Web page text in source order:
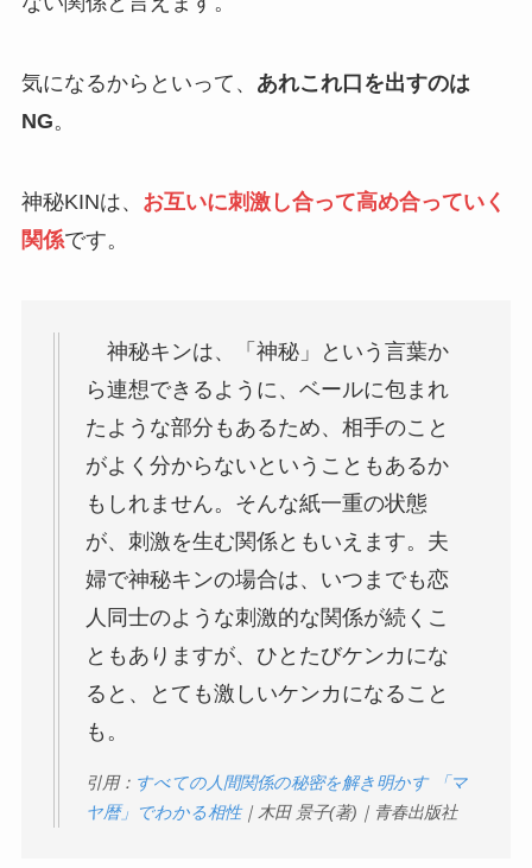
気になるからといって、 あれこれ口を出すのは
NG。
神秘KINは、 お互いに刺激し合って高め合っていく
関係です。
神秘キンは、「神秘」という言葉か
ら連想できるように、ベールに包まれ
たような部分もあるため、相手のこと
がよく分からないということもあるか
もしれません。そんな紙一重の状態
が、刺激を生む関係ともいえます。夫
婦で神秘キンの場合は、いつまでも恋
人同士のような刺激的な関係が続くこ
ともありますが、ひとたびケンカにな
ると、とても激しいケンカになること
も。
引用： すべての人間関係の秘密を解き明かす 「マ
ヤ暦」でわかる相性｜木田 景子(著)｜青春出版社